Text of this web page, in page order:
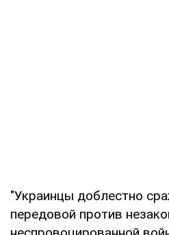
"Украинцы доблестно
передовой против